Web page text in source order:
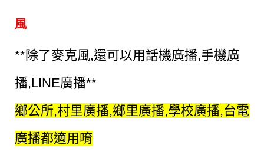
風
**除了麥克風,還可以用話機廣播,手機廣
播,LINE廣播**
鄉公所,村里廣播,鄉里廣播,學校廣播,台電
廣播都適用唷